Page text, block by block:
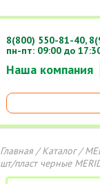
Наша компания
8(800) 550-81-40,
пн-пт: 09:00 до
Главная/Каталог/
шт/пласт черные